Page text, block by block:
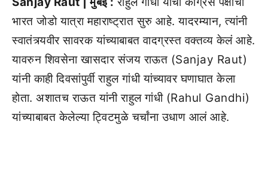
भारत जोडो यात्रा महाराष्ट्रात सुरु आहे. यादरम्यान, त्यांनी
स्वातंत्र्यवीर सावरक यांच्याबाबत वादग्रस्त वक्तव्य केलं आहे.
यावरुन शिवसेना खासदार संजय राऊत (Sanjay Raut)
यांनी काही दिवसांपुर्वी राहुल गांधी यांच्यावर घणाघात केला
होता. अशातच राऊत यांनी राहुल गांधी (Rahul Gandhi)
यांच्याबाबत केलेल्या ट्विटमुळे चर्चांना उधाण आलं आहे.